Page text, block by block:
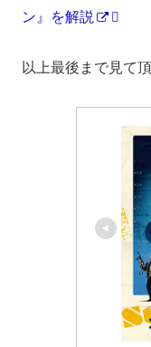
ン』を解説
以上最後まで見て